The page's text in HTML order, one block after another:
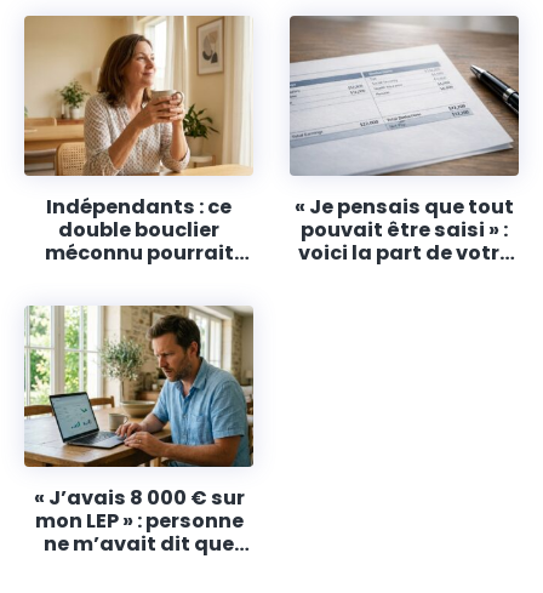
Indépendants : ce
double bouclier
méconnu pourrait
votre retraite du
désastre en 2026
« Je pensais que tout
pouvait être saisi » :
voici la part de votre
« J’avais 8 000 € sur
mon LEP » : personne
ne m’avait dit que